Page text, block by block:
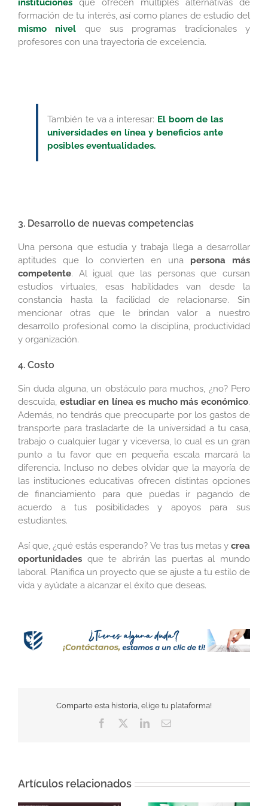
instituciones que ofrecen múltiples alternativas de
formación de tu interés, así como planes de estudio del
mismo nivel que sus programas tradicionales y
profesores con una trayectoria de excelencia.
También te va a interesar: El boom de las
universidades en línea y beneficios ante
posibles eventualidades.
3. Desarrollo de nuevas competencias
Una persona que estudia y trabaja llega a desarrollar
aptitudes que lo convierten en una persona más
competente. Al igual que las personas que cursan
estudios virtuales, esas habilidades van desde la
constancia hasta la facilidad de relacionarse. Sin
mencionar otras que le brindan valor a nuestro
desarrollo profesional como la disciplina, productividad
y organización.
4. Costo
Sin duda alguna, un obstáculo para muchos, ¿no? Pero
descuida, estudiar en línea es mucho más económico.
Además, no tendrás que preocuparte por los gastos de
transporte para trasladarte de la universidad a tu casa,
trabajo o cualquier lugar y viceversa, lo cual es un gran
punto a tu favor que en pequeña escala marcará la
diferencia. Incluso no debes olvidar que la mayoría de
las instituciones educativas ofrecen distintas opciones
de financiamiento para que puedas ir pagando de
acuerdo a tus posibilidades y apoyos para sus
estudiantes.
Así que, ¿qué estás esperando? Ve tras tus metas ycrea
oportunidades que te abrirán las puertas al mundo
laboral. Planifica un proyecto que se ajuste a tu estilo de
vida y ayúdate a alcanzar el éxito que deseas.
Comparte esta historia, elige tu plataforma!
Facebook
TwitterLinkedInCorreo
Artículos relacionados